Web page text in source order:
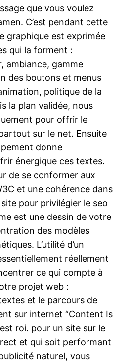
que vous voulez
C’est pendant cette
graphique est exprimée
qui la forment :
ambiance, gamme
des boutons et menus
politique de la
la plan validée, nous
pour offrir le
sur le net. Ensuite
donne
énergique ces textes.
de se conformer aux
et une cohérence dans
pour privilégier le seo
est une dessin de votre
des modèles
L’utilité d’un
réellement
ce qui compte à
projet web :
et le parcours de
sur internet “Content Is
roi. pour un site sur le
et qui soit performant
naturel, vous